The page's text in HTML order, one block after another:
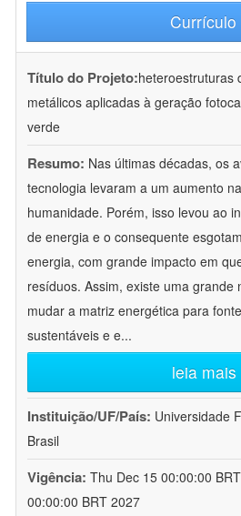
Currículo
Título do Projeto:heteroestruturas
metálicos aplicadas à geração
verde
Resumo: Nas últimas décadas, os
tecnologia levaram a um aumento
humanidade. Porém, isso levou ao
de energia e o consequente
energia, com grande impacto em
resíduos. Assim, existe uma grande
mudar a matriz energética para
sustentáveis e e...
leia mais
Instituição/UF/País: Universidade
Brasil
Vigência: Thu Dec 15 00:00:00
00:00:00 BRT 2027